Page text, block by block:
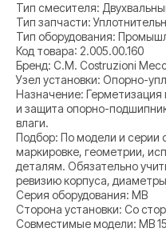
Тип смесителя:
Тип запчасти:
Тип оборудования:
Код товара: 2.005.00.160
Бренд: C.M. Costruzioni
Узел установки: Опорно-
Назначение:
и защита опорно-
влаги.
Подбор: По модели и серии
маркировке, геометрии,
деталям. Обязательно
ревизию корпуса,
Серия оборудования: MB
Сторона установки: Со
Совместимые модели: MB